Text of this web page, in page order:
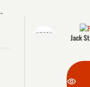
KOSON
Jack